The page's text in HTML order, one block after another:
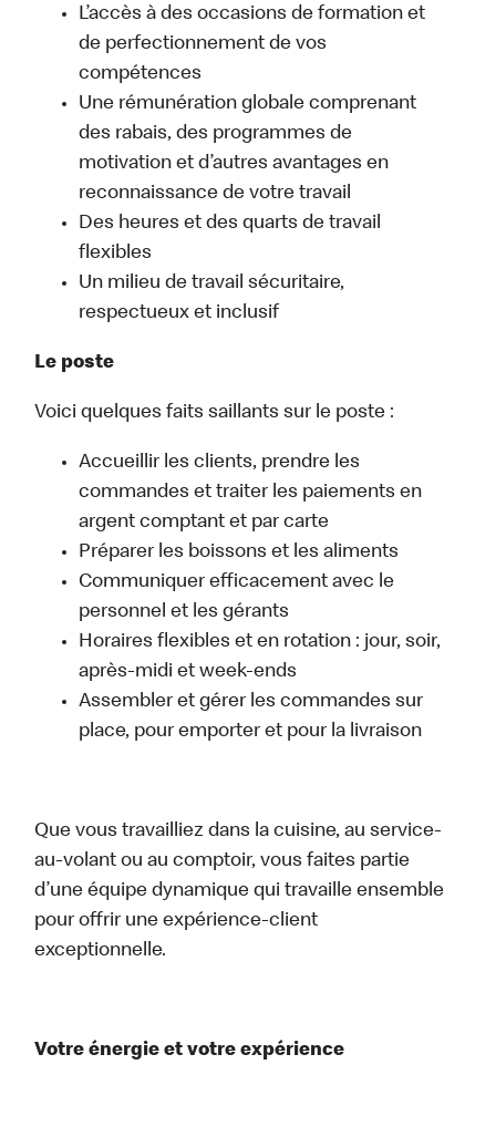
L’accès à des occasions de formation et
de perfectionnement de vos
compétences
Une rémunération globale comprenant
des rabais, des programmes de
motivation et d’autres avantages en
reconnaissance de votre travail
Des heures et des quarts de travail
flexibles
Un milieu de travail sécuritaire,
respectueux et inclusif
Le poste
Voici quelques faits saillants sur le poste :
Accueillir les clients, prendre les
commandes et traiter les paiements en
argent comptant et par carte
Préparer les boissons et les aliments
Communiquer efficacement avec le
personnel et les gérants
Horaires flexibles et en rotation : jour, soir,
après-midi et week-ends
Assembler et gérer les commandes sur
place, pour emporter et pour la livraison
Que vous travailliez dans la cuisine, au service-
au-volant ou au comptoir, vous faites partie
d’une équipe dynamique qui travaille ensemble
pour offrir une expérience-client
exceptionnelle.
Votre énergie et votre expérience